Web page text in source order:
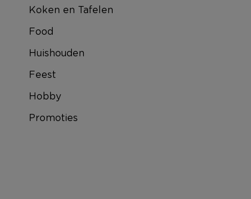
Koken en Tafelen
Food
Huishouden
Feest
Hobby
Promoties